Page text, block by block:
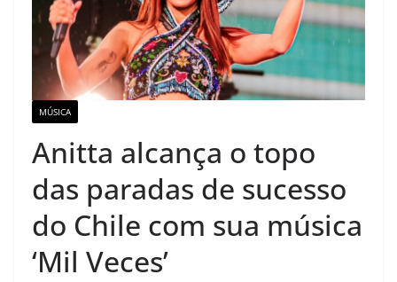
MÚSICA
Anitta alcança o topo
das paradas de sucesso
do Chile com sua música
‘Mil Veces’